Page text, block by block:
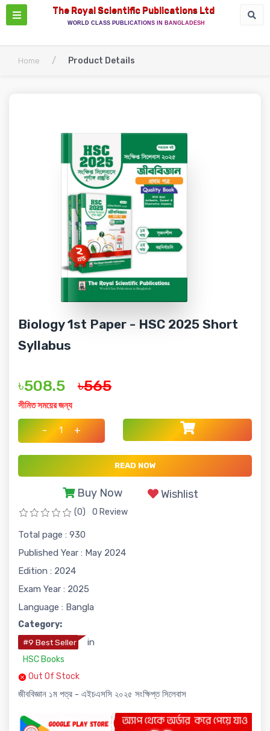
The Royal Scientific Publications Ltd
WORLD CLASS PUBLICATIONS IN BANGLADESH
Home / Product Details
Biology 1st Paper - HSC 2025 Short
Syllabus
৳508.5 ৳565
সীমিত সময়ের জন্য
- +
READ NOW
Buy Now Wishlist
(0) 0 Review
Total page : 930
Published Year : May 2024
Edition : 2024
Exam Year : 2025
Language : Bangla
Category:
#9 Best Seller in
HSC Books
Out Of Stock
জীববিজ্ঞান ১ম পত্র - এইচএসসি ২০২৫ সংক্ষিপ্ত সিলেবাস